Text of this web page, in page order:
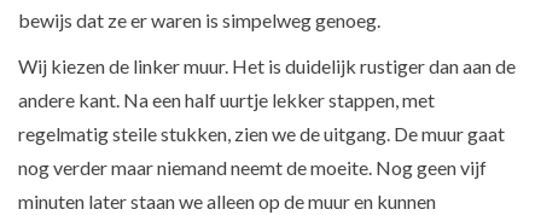
bewijs dat ze er waren is simpelweg genoeg.
Wij kiezen de linker muur. Het is duidelijk rustiger dan aan de
andere kant. Na een half uurtje lekker stappen, met
regelmatig steile stukken, zien we de uitgang. De muur gaat
nog verder maar niemand neemt de moeite. Nog geen vijf
minuten later staan we alleen op de muur en kunnen